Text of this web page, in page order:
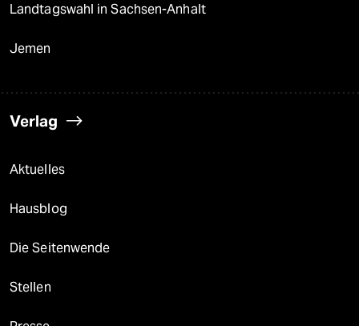
Landtagswahl in Sachsen-Anhalt
Jemen
Verlag
Aktuelles
Hausblog
Die Seitenwende
Stellen